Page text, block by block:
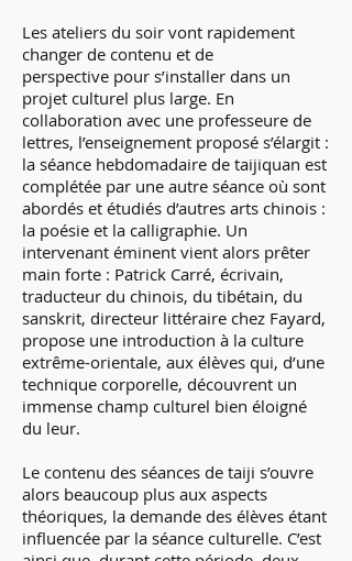
Les ateliers du soir vont rapidement
changer de contenu et de
perspective pour s’installer dans un
projet culturel plus large. En
collaboration avec une professeure de
lettres, l’enseignement proposé s’élargit :
la séance hebdomadaire de taijiquan est
complétée par une autre séance où sont
abordés et étudiés d’autres arts chinois :
la poésie et la calligraphie. Un
intervenant éminent vient alors prêter
main forte : Patrick Carré, écrivain,
traducteur du chinois, du tibétain, du
sanskrit, directeur littéraire chez Fayard,
propose une introduction à la culture
extrême-orientale, aux élèves qui, d’une
technique corporelle, découvrent un
immense champ culturel bien éloigné
du leur.
Le contenu des séances de taiji s’ouvre
alors beaucoup plus aux aspects
théoriques, la demande des élèves étant
influencée par la séance culturelle. C’est